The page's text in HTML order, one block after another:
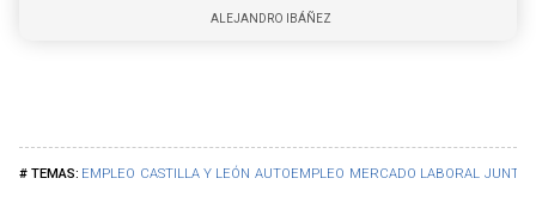
EMPLEO CASTILLA Y LEÓN AUTOEMPLEO MERCADO LABORAL JUNTA
ALEJANDRO IBÁÑEZ